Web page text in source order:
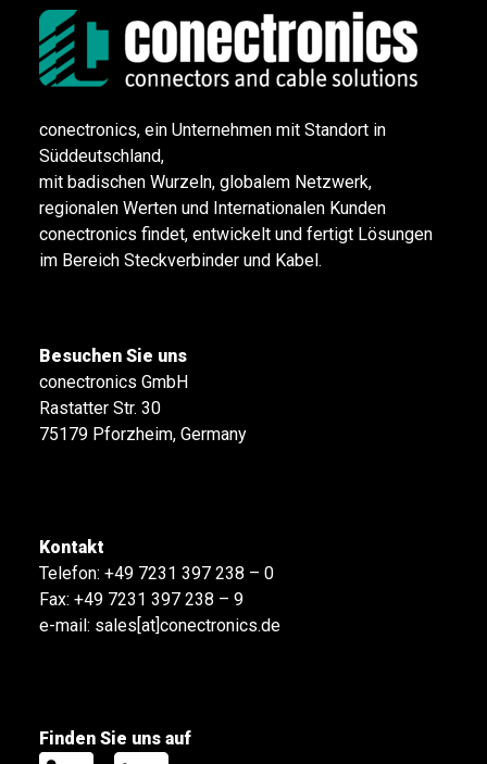
conectronics, ein Unternehmen mit Standort in
Süddeutschland,
mit badischen Wurzeln, globalem Netzwerk,
regionalen Werten und Internationalen Kunden
conectronics findet, entwickelt und fertigt Lösungen
im Bereich Steckverbinder und Kabel.
Besuchen Sie uns
conectronics GmbH
Rastatter Str. 30
75179 Pforzheim, Germany
Kontakt
Telefon: +49 7231 397 238 – 0
Fax: +49 7231 397 238 – 9
e-mail: sales[at]conectronics.de
Finden Sie uns auf